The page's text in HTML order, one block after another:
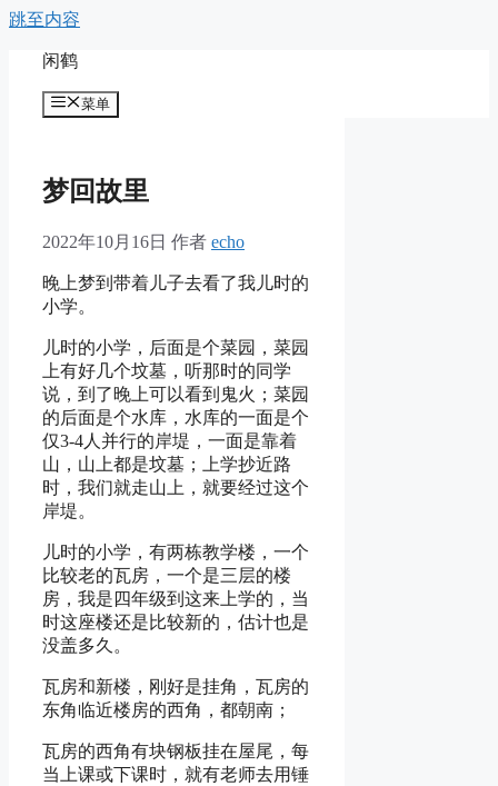
跳至内容
闲鹤
菜单
梦回故里
2022年10月16日 作者 echo
晚上梦到带着儿子去看了我儿时的
小学。
儿时的小学，后面是个菜园，菜园
上有好几个坟墓，听那时的同学
说，到了晚上可以看到鬼火；菜园
的后面是个水库，水库的一面是个
仅3-4人并行的岸堤，一面是靠着
山，山上都是坟墓；上学抄近路
时，我们就走山上，就要经过这个
岸堤。
儿时的小学，有两栋教学楼，一个
比较老的瓦房，一个是三层的楼
房，我是四年级到这来上学的，当
时这座楼还是比较新的，估计也是
没盖多久。
瓦房和新楼，刚好是挂角，瓦房的
东角临近楼房的西角，都朝南；
瓦房的西角有块钢板挂在屋尾，每
当上课或下课时，就有老师去用锤